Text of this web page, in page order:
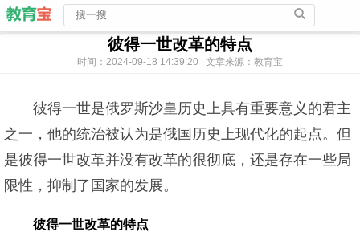
彼得一世改革的特点
时间：2024-09-18 14:39:20 | 文章来源：教育宝
彼得一世是俄罗斯沙皇历史上具有重要意义的君主
之一，他的统治被认为是俄国历史上现代化的起点。但
是彼得一世改革并没有改革的很彻底，还是存在一些局
限性，抑制了国家的发展。
彼得一世改革的特点